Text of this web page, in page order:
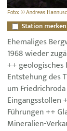
Foto: © Andreas
Station merken
Ehemaliges
1968 wieder
++
Entstehung des
um
Eingangsstollen
Führungen ++
Mineralien-